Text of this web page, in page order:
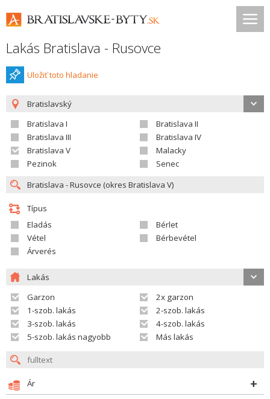
Lakás Bratislava - Rusovce
Uložiť toto hladanie
Bratislavský
Bratislava I
Bratislava II
Bratislava III
Bratislava IV
Bratislava V
Malacky
Pezinok
Senec
Típus
Eladás
Bérlet
Vétel
Bérbevétel
Árverés
Lakás
Garzon
2x garzon
1-szob. lakás
2-szob. lakás
3-szob. lakás
4-szob. lakás
5-szob. lakás nagyobb
Más lakás
Ár